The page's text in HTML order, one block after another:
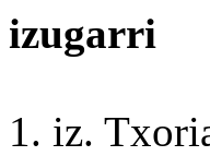
izugarri
1. iz.